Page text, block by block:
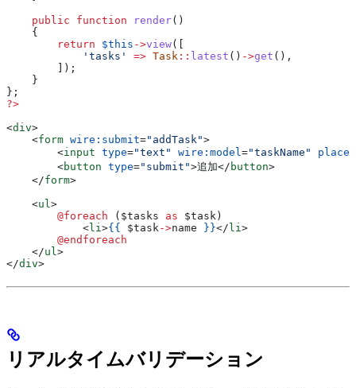
    public
function render()
    {
        return
$this ->view([
            'tasks'
=> Task :: latest () ->get (),
        ]);
    }
};
?>
<div>
    <
form wire:submit="addTask">
        <
input type="text" wire:model="taskName"
        <
button type="submit">追加</ button>
    </
form>
    <
ul>
        @foreach
( $tasks as $task )
            <
li>{{ $task->name }}</ li>
        @endforeach
    </
ul>
</div>
リアルタイムバリデーション